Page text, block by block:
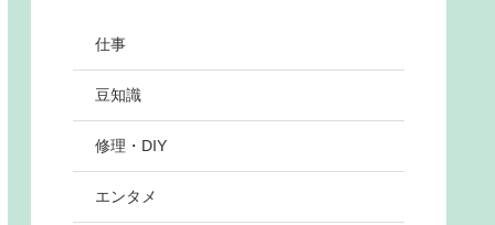
仕事
豆知識
修理・DIY
エンタメ